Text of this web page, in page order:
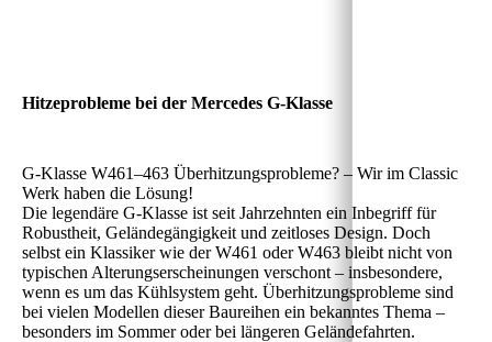
Hitzeprobleme bei der Mercedes G-Klasse
G-Klasse W461–463 Überhitzungsprobleme? – Wir im Classic
Werk haben die Lösung!
Die legendäre G-Klasse ist seit Jahrzehnten ein Inbegriff für
Robustheit, Geländegängigkeit und zeitloses Design. Doch
selbst ein Klassiker wie der W461 oder W463 bleibt nicht von
typischen Alterungserscheinungen verschont – insbesondere,
wenn es um das Kühlsystem geht. Überhitzungsprobleme sind
bei vielen Modellen dieser Baureihen ein bekanntes Thema –
besonders im Sommer oder bei längeren Geländefahrten.